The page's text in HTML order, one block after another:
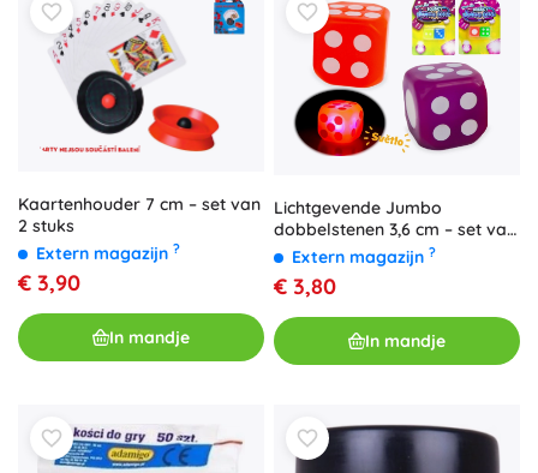
Kaartenhouder 7 cm – set van
2 stuks
Extern magazijn ?
€ 3,90
In mandje
Lichtgevende Jumbo
dobbelstenen 3,6 cm – set van
2 stuks
Extern magazijn ?
€ 3,80
In mandje